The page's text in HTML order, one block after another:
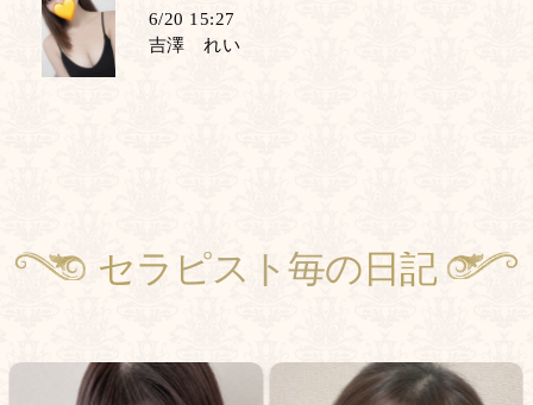
6/20 15:27
吉澤 れい
セラピスト毎の日記